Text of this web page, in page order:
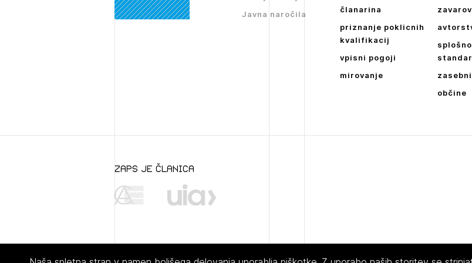
Javna naročila
članarina
priznanje poklicnih
kvalifikacij
vpisni pogoji
mirovanje
občine
zaps je članica